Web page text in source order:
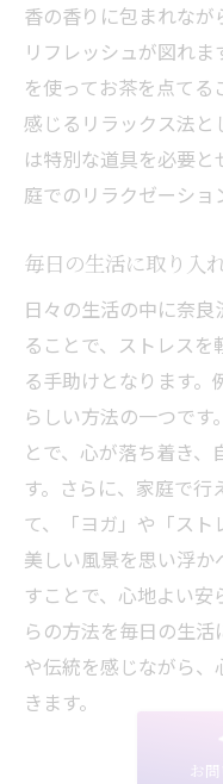
香の香りに包まれな
リフレッシュが図れ
を使ってお茶を点て
感じるリラックス法と
は特別な道具を必要
庭でのリラクゼーショ
毎日の生活に取り入
日々の生活の中に奈
ることで、ストレス
る手助けとなります
らしい方法の一つで
とで、心が落ち着き
す。さらに、家庭で
て、「ヨガ」や「スト
美しい風景を思い浮
すことで、心地よい安
らの方法を毎日の生活
や伝統を感じながら、
きます。
お